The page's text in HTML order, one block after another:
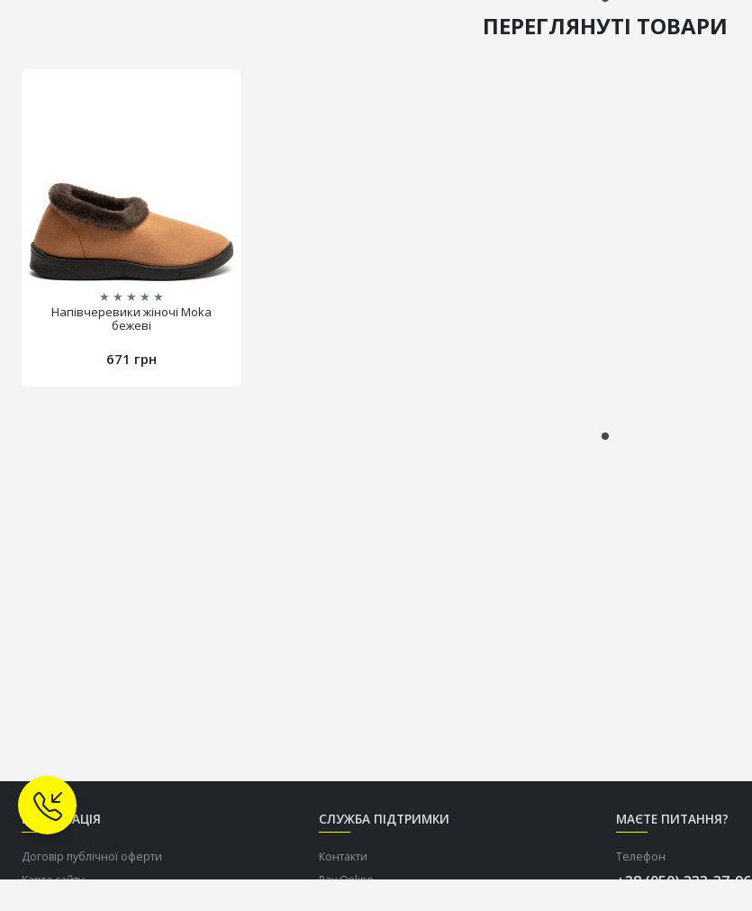
ПЕРЕГЛЯНУТІ ТОВАРИ
★ ★ ★ ★ ★
Напівчеревики жіночі Moka
бежеві
671 грн
ІНФОРМАЦІЯ
Договір публічної оферти
Карта сайту
СЛУЖБА ПІДТРИМКИ
Контакти
Pay Online
МАЄТЕ ПИТАННЯ?
Телефон
+38 (050) 333-37-96